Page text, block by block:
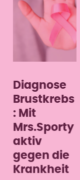
Regelmäßiges
Kraftausdauert
raining helfen
dir, damit du fit
und stark
Diagnose
Brustkrebs
: Mit
Mrs.Sporty
aktiv
gegen die
Krankheit